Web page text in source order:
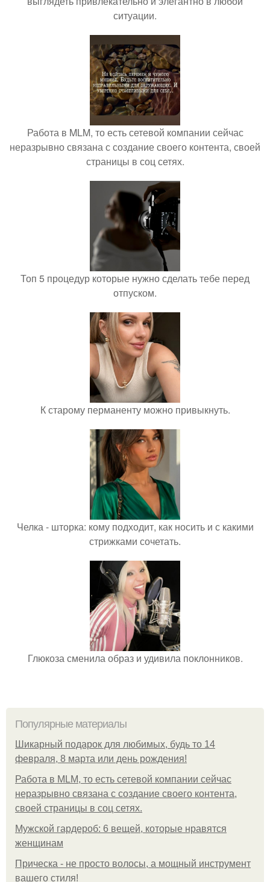
ситуации.
Работа в MLM, то есть сетевой компании сейчас
неразрывно связана с создание своего контента, своей
страницы в соц сетях.
Топ 5 процедур которые нужно сделать тебе перед
отпуском.
К старому перманенту можно привыкнуть.
Челка - шторка: кому подходит, как носить и с какими
стрижками сочетать.
Глюкоза сменила образ и удивила поклонников.
Популярные материалы
Шикарный подарок для любимых, будь то 14
февраля, 8 марта или день рождения!
Работа в MLM, то есть сетевой компании сейчас
неразрывно связана с создание своего контента,
своей страницы в соц сетях.
Мужской гардероб: 6 вещей, которые нравятся
женщинам
Прическа - не просто волосы, а мощный инструмент
вашего стиля!